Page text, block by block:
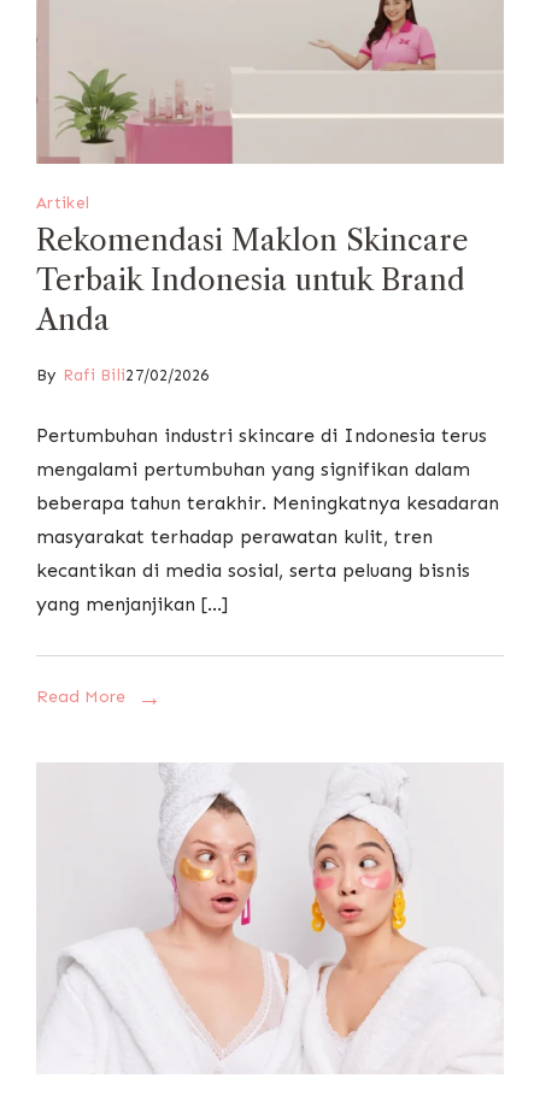
Artikel
Rekomendasi Maklon Skincare
Terbaik Indonesia untuk Brand
Anda
By Rafi Bili27/02/2026
Pertumbuhan industri skincare di Indonesia terus
mengalami pertumbuhan yang signifikan dalam
beberapa tahun terakhir. Meningkatnya kesadaran
masyarakat terhadap perawatan kulit, tren
kecantikan di media sosial, serta peluang bisnis
yang menjanjikan […]
Read More